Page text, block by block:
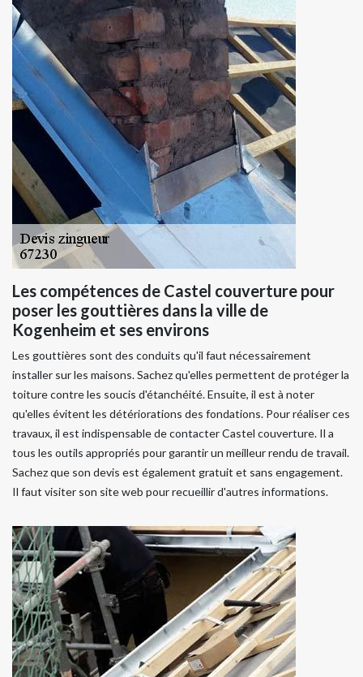
Les compétences de Castel couverture pour
poser les gouttières dans la ville de
Kogenheim et ses environs
Les gouttières sont des conduits qu'il faut nécessairement
installer sur les maisons. Sachez qu'elles permettent de protéger la
toiture contre les soucis d'étanchéité. Ensuite, il est à noter
qu'elles évitent les détériorations des fondations. Pour réaliser ces
travaux, il est indispensable de contacter Castel couverture. Il a
tous les outils appropriés pour garantir un meilleur rendu de travail.
Sachez que son devis est également gratuit et sans engagement.
Il faut visiter son site web pour recueillir d'autres informations.